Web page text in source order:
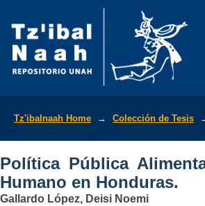
Tz'ibalnaah Home → Colección de Tesis
Política Pública
Humano en Honduras.
Gallardo López, Deisi Noemi